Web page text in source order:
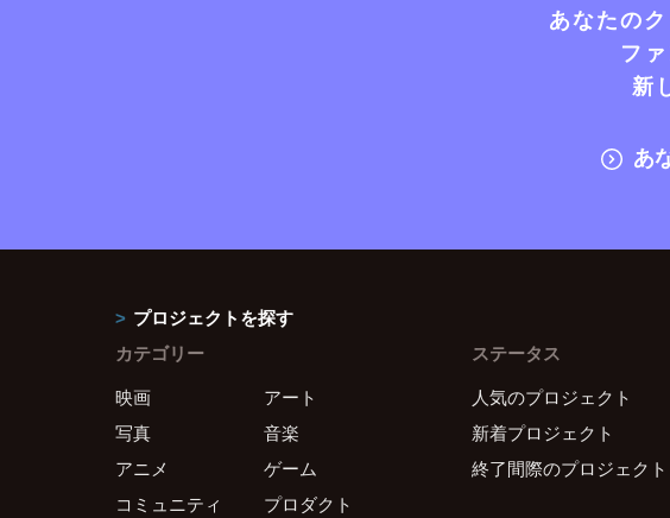
あなたの
フ
新
あ
プロジェクトを探す
カテゴリー
映画
アート
写真
音楽
アニメ
ゲーム
コミュニティ
プロダクト
ステータス
人気のプロジェクト
新着プロジェクト
終了間際のプロジェクト